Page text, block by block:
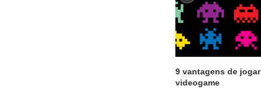
9 vantagens de jogar
videogame